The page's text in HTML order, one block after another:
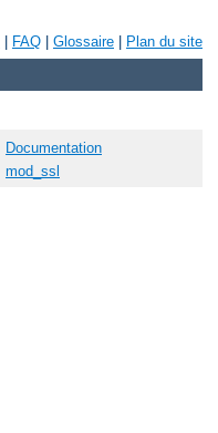
FAQ Glossaire Plan du site
Documentation
mod_ssl